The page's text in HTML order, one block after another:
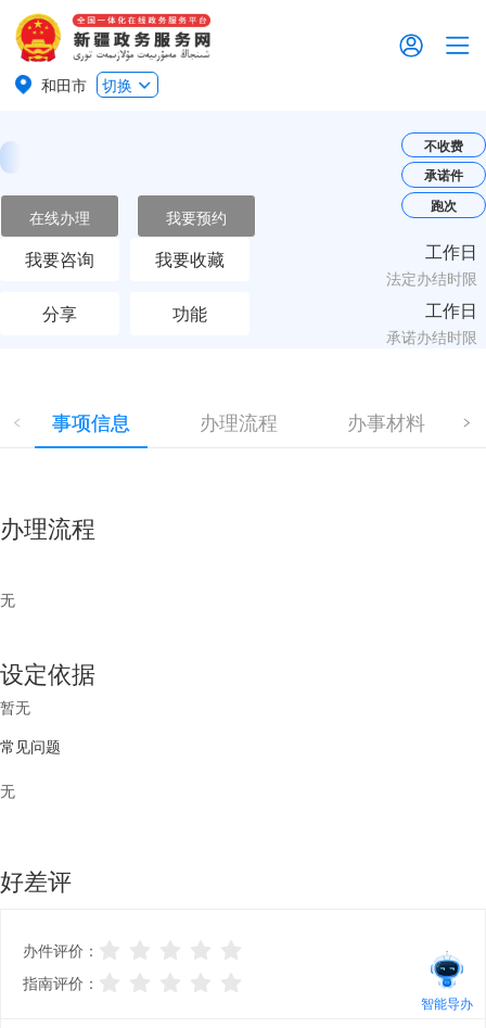
和田市 切换
智能导办
在线办理 我要预约
我要咨询 我要收藏
分享 功能
不收费
承诺件
跑次
工作日
法定办结时限
工作日
承诺办结时限
事项信息 办理流程 办事材料
办理流程
无
设定依据
暂无
常见问题
无
好差评
办件评价：
指南评价：